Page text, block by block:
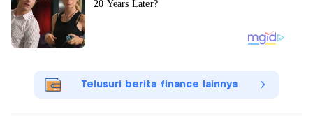
Telusuri berita finance lainnya